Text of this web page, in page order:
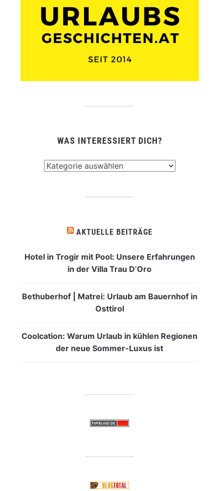
WAS INTERESSIERT DICH?
AKTUELLE BEITRÄGE
Hotel in Trogir mit Pool: Unsere Erfahrungen
in der Villa Trau D’Oro
Bethuberhof | Matrei: Urlaub am Bauernhof in
Osttirol
Coolcation: Warum Urlaub in kühlen Regionen
der neue Sommer-Luxus ist